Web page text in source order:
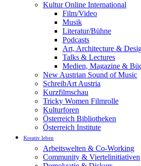
Kultur Online International
Film/Video
Musik
Literatur/Bühne
Podcasts
Art, Architecture &
Talks & Lectures
Medien, Magazine &
New Austrian Sound of Music
SchreibArt Austria
Kurzfilmschau
Tricky Women Filmrolle
Kulturforen
Österreich Bibliotheken
Österreich Institute
Kreativ leben
Arbeitswelten & Co-Working
Community & Viertelinitiativen